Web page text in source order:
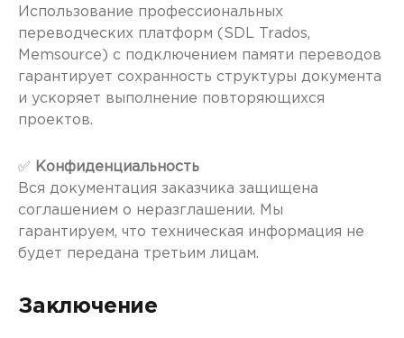
Использование профессиональных
переводческих платформ (SDL Trados,
Memsource) с подключением памяти переводов
гарантирует сохранность структуры документа
и ускоряет выполнение повторяющихся
проектов.
✅ Конфиденциальность
Вся документация заказчика защищена
соглашением о неразглашении. Мы
гарантируем, что техническая информация не
будет передана третьим лицам.
Заключение